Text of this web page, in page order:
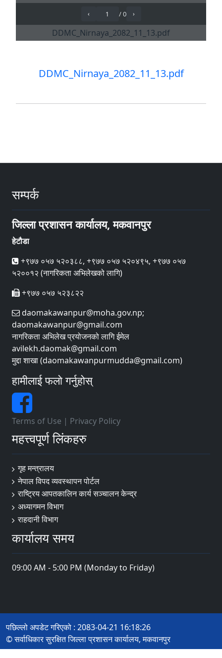
DDMC_Nirnaya_2082_11_13.pdf
सम्पर्क
जिल्ला प्रशासन कार्यालय, मकवानपुर
हेटौडा
+९७७ ०५७ ५२०३८८, +९७७ ०५७ ५२०४९५, +९७७ ०५७
५२००१२ (नागरिकता अभिलेखको लागि)
+९७७ ०५७ ५२३८२२
daomakawanpur@moha.gov.np;
daomakawanpur@gmail.com
नागरिकता अभिलेख प्रयोजनको लागि ईमेल
avilekh.daomak@gmail.com
मुद्दा शाखा (daomakawanpurmudda@gmail.com)
हामीलाई फलो गर्नुहोस्
Terms of Use | Privacy Policy
महत्त्वपूर्ण लिंकहरु
गृह मन्त्रालय
नेपाल विपद व्यवस्थापन पोर्टल
राष्ट्रिय आपतकालिन कार्य सञ्चालन केन्द्र
अध्यागमन विभाग
राहदानी विभाग
कार्यालय समय
09:00 AM - 5:00 PM (Monday to Friday)
पछिल्लो अपडेट गरिएको : 2083-04-21 16:18:26
© सर्वाधिकार सुरक्षित जिल्ला प्रशासन कार्यालय, मकवानपुर